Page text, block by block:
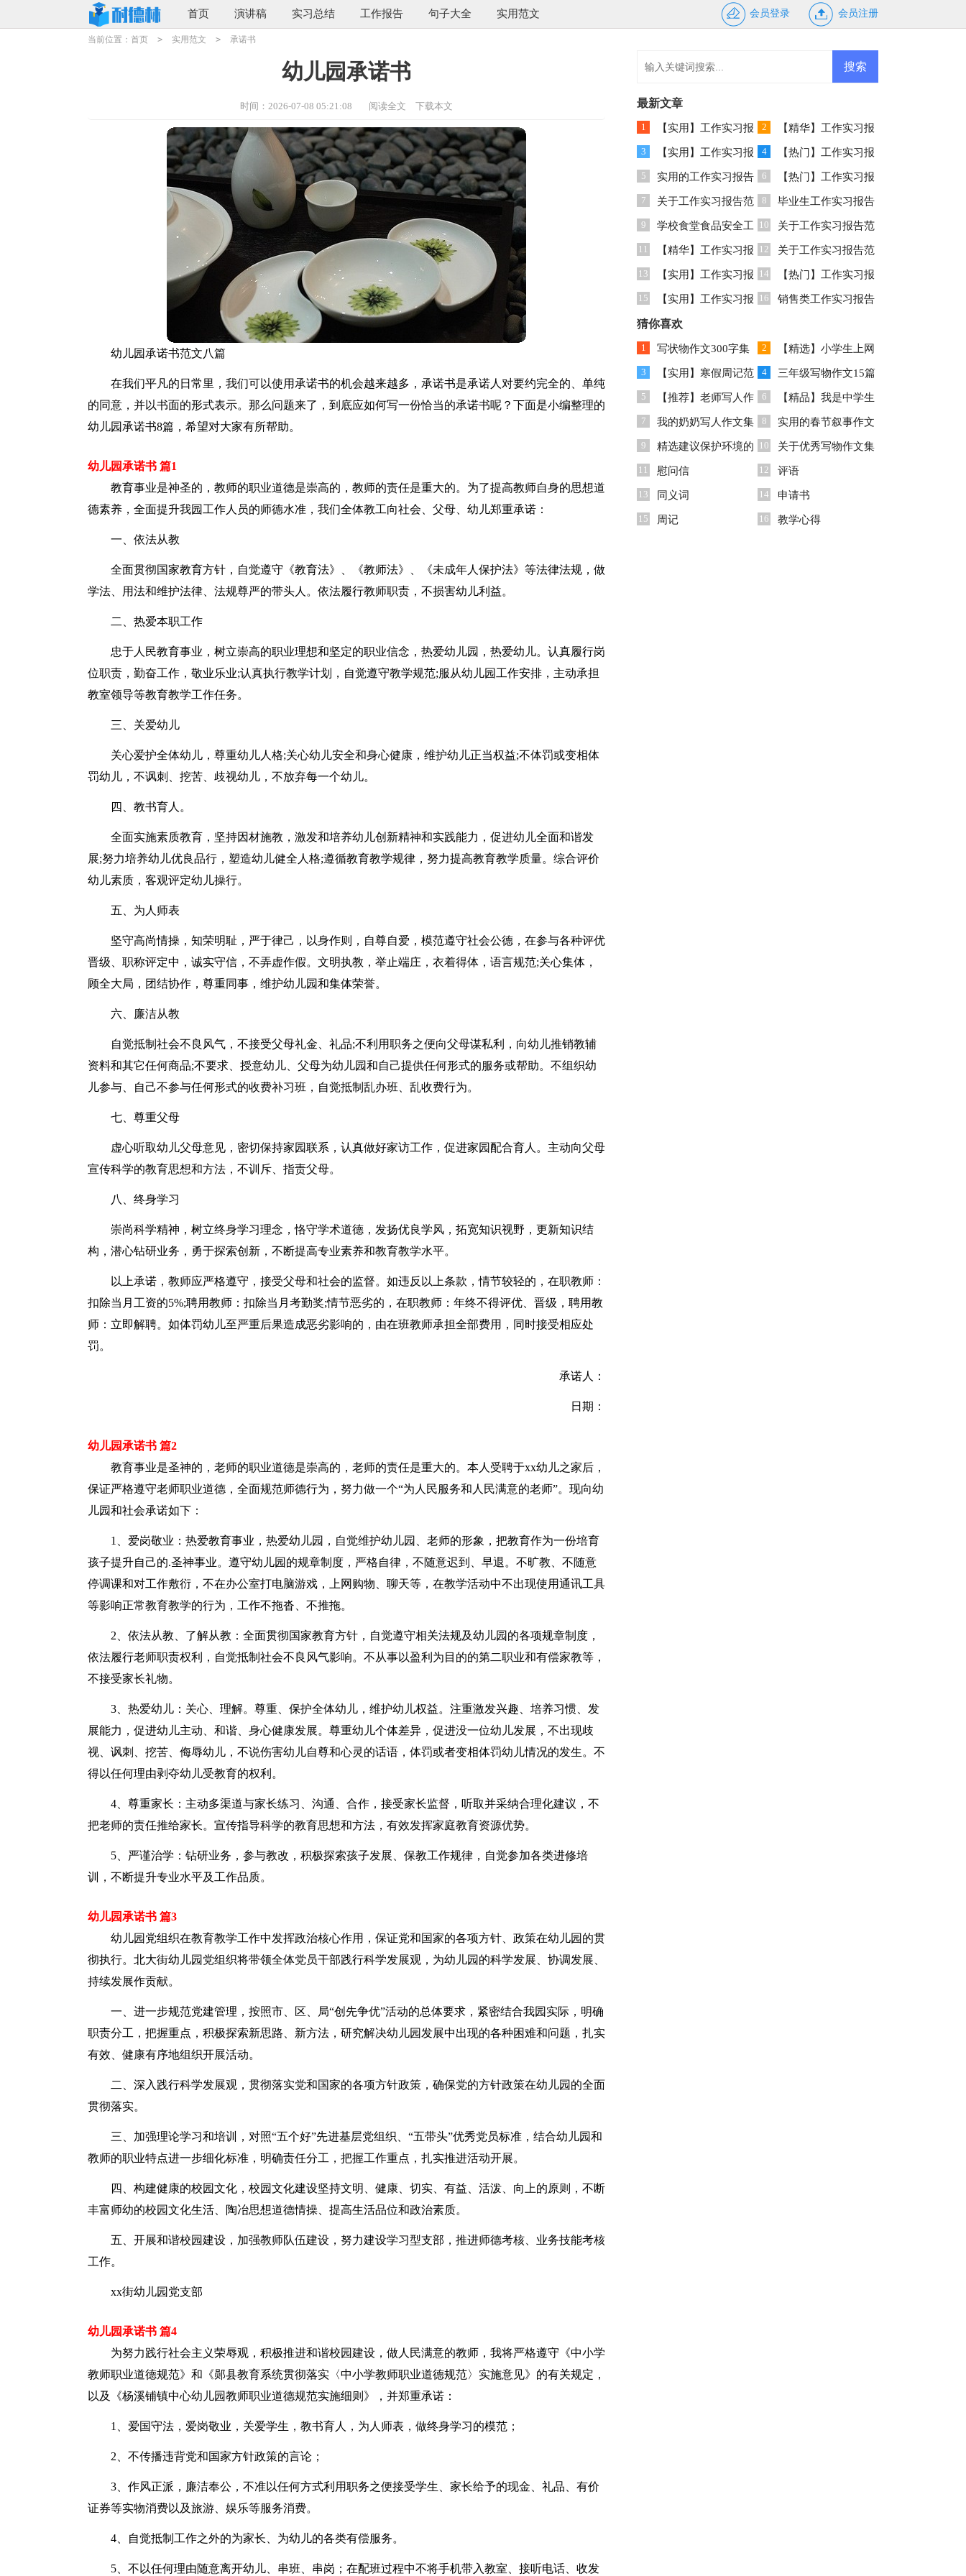
首页 演讲稿 实习总结 工作报告 句子大全 实用范文 会员登录 会员注册
当前位置： 首页 > 实用范文 > 承诺书
幼儿园承诺书
时间：2026-07-08 05:21:08 阅读全文 下载本文
幼儿园承诺书范文八篇
在我们平凡的日常里，我们可以使用承诺书的机会越来越多，承诺书是承诺人对要约完全的、单纯
的同意，并以书面的形式表示。那么问题来了，到底应如何写一份恰当的承诺书呢？下面是小编整理的
幼儿园承诺书8篇，希望对大家有所帮助。
幼儿园承诺书 篇1
教育事业是神圣的，教师的职业道德是崇高的，教师的责任是重大的。为了提高教师自身的思想道
德素养，全面提升我园工作人员的师德水准，我们全体教工向社会、父母、幼儿郑重承诺：
一、依法从教
全面贯彻国家教育方针，自觉遵守《教育法》、《教师法》、《未成年人保护法》等法律法规，做
学法、用法和维护法律、法规尊严的带头人。依法履行教师职责，不损害幼儿利益。
二、热爱本职工作
忠于人民教育事业，树立崇高的职业理想和坚定的职业信念，热爱幼儿园，热爱幼儿。认真履行岗
位职责，勤奋工作，敬业乐业;认真执行教学计划，自觉遵守教学规范;服从幼儿园工作安排，主动承担
教室领导等教育教学工作任务。
三、关爱幼儿
关心爱护全体幼儿，尊重幼儿人格;关心幼儿安全和身心健康，维护幼儿正当权益;不体罚或变相体
罚幼儿，不讽刺、挖苦、歧视幼儿，不放弃每一个幼儿。
四、教书育人。
全面实施素质教育，坚持因材施教，激发和培养幼儿创新精神和实践能力，促进幼儿全面和谐发
展;努力培养幼儿优良品行，塑造幼儿健全人格;遵循教育教学规律，努力提高教育教学质量。综合评价
幼儿素质，客观评定幼儿操行。
五、为人师表
坚守高尚情操，知荣明耻，严于律己，以身作则，自尊自爱，模范遵守社会公德，在参与各种评优
晋级、职称评定中，诚实守信，不弄虚作假。文明执教，举止端庄，衣着得体，语言规范;关心集体，
顾全大局，团结协作，尊重同事，维护幼儿园和集体荣誉。
六、廉洁从教
自觉抵制社会不良风气，不接受父母礼金、礼品;不利用职务之便向父母谋私利，向幼儿推销教辅
资料和其它任何商品;不要求、授意幼儿、父母为幼儿园和自己提供任何形式的服务或帮助。不组织幼
儿参与、自己不参与任何形式的收费补习班，自觉抵制乱办班、乱收费行为。
七、尊重父母
虚心听取幼儿父母意见，密切保持家园联系，认真做好家访工作，促进家园配合育人。主动向父母
宣传科学的教育思想和方法，不训斥、指责父母。
八、终身学习
崇尚科学精神，树立终身学习理念，恪守学术道德，发扬优良学风，拓宽知识视野，更新知识结
构，潜心钻研业务，勇于探索创新，不断提高专业素养和教育教学水平。
以上承诺，教师应严格遵守，接受父母和社会的监督。如违反以上条款，情节较轻的，在职教师：
扣除当月工资的5%;聘用教师：扣除当月考勤奖;情节恶劣的，在职教师：年终不得评优、晋级，聘用教
师：立即解聘。如体罚幼儿至严重后果造成恶劣影响的，由在班教师承担全部费用，同时接受相应处
罚。
承诺人：
日期：
幼儿园承诺书 篇2
教育事业是圣神的，老师的职业道德是崇高的，老师的责任是重大的。本人受聘于xx幼儿之家后，
保证严格遵守老师职业道德，全面规范师德行为，努力做一个“为人民服务和人民满意的老师”。现向幼
儿园和社会承诺如下：
1、爱岗敬业：热爱教育事业，热爱幼儿园，自觉维护幼儿园、老师的形象，把教育作为一份培育
孩子提升自己的.圣神事业。遵守幼儿园的规章制度，严格自律，不随意迟到、早退。不旷教、不随意
停调课和对工作敷衍，不在办公室打电脑游戏，上网购物、聊天等，在教学活动中不出现使用通讯工具
等影响正常教育教学的行为，工作不拖沓、不推拖。
2、依法从教、了解从教：全面贯彻国家教育方针，自觉遵守相关法规及幼儿园的各项规章制度，
依法履行老师职责权利，自觉抵制社会不良风气影响。不从事以盈利为目的的第二职业和有偿家教等，
不接受家长礼物。
3、热爱幼儿：关心、理解。尊重、保护全体幼儿，维护幼儿权益。注重激发兴趣、培养习惯、发
展能力，促进幼儿主动、和谐、身心健康发展。尊重幼儿个体差异，促进没一位幼儿发展，不出现歧
视、讽刺、挖苦、侮辱幼儿，不说伤害幼儿自尊和心灵的话语，体罚或者变相体罚幼儿情况的发生。不
得以任何理由剥夺幼儿受教育的权利。
4、尊重家长：主动多渠道与家长练习、沟通、合作，接受家长监督，听取并采纳合理化建议，不
把老师的责任推给家长。宣传指导科学的教育思想和方法，有效发挥家庭教育资源优势。
5、严谨治学：钻研业务，参与教改，积极探索孩子发展、保教工作规律，自觉参加各类进修培
训，不断提升专业水平及工作品质。
幼儿园承诺书 篇3
幼儿园党组织在教育教学工作中发挥政治核心作用，保证党和国家的各项方针、政策在幼儿园的贯
彻执行。北大街幼儿园党组织将带领全体党员干部践行科学发展观，为幼儿园的科学发展、协调发展、
持续发展作贡献。
一、进一步规范党建管理，按照市、区、局“创先争优”活动的总体要求，紧密结合我园实际，明确
职责分工，把握重点，积极探索新思路、新方法，研究解决幼儿园发展中出现的各种困难和问题，扎实
有效、健康有序地组织开展活动。
二、深入践行科学发展观，贯彻落实党和国家的各项方针政策，确保党的方针政策在幼儿园的全面
贯彻落实。
三、加强理论学习和培训，对照“五个好”先进基层党组织、“五带头”优秀党员标准，结合幼儿园和
教师的职业特点进一步细化标准，明确责任分工，把握工作重点，扎实推进活动开展。
四、构建健康的校园文化，校园文化建设坚持文明、健康、切实、有益、活泼、向上的原则，不断
丰富师幼的校园文化生活、陶冶思想道德情操、提高生活品位和政治素质。
五、开展和谐校园建设，加强教师队伍建设，努力建设学习型支部，推进师德考核、业务技能考核
工作。
xx街幼儿园党支部
幼儿园承诺书 篇4
为努力践行社会主义荣辱观，积极推进和谐校园建设，做人民满意的教师，我将严格遵守《中小学
教师职业道德规范》和《郧县教育系统贯彻落实〈中小学教师职业道德规范〉实施意见》的有关规定，
以及《杨溪铺镇中心幼儿园教师职业道德规范实施细则》，并郑重承诺：
1、爱国守法，爱岗敬业，关爱学生，教书育人，为人师表，做终身学习的模范；
2、不传播违背党和国家方针政策的言论；
3、作风正派，廉洁奉公，不准以任何方式利用职务之便接受学生、家长给予的现金、礼品、有价
证券等实物消费以及旅游、娱乐等服务消费。
4、自觉抵制工作之外的为家长、为幼儿的各类有偿服务。
5、不以任何理由随意离开幼儿、串班、串岗；在配班过程中不将手机带入教室、接听电话、收发
最新文章
1 【实用】工作实习报
告模板集锦十篇
2 【精华】工作实习报
告范文汇总5篇
3 【实用】工作实习报
告范文汇总5篇
4 【热门】工作实习报
告范文汇总8篇
5 实用的工作实习报告
锦集五篇
6 【热门】工作实习报
告范文锦集5篇
7 关于工作实习报告范
文集合八篇
8 毕业生工作实习报告
锦集9篇
9 学校食堂食品安全工
作自查报告
10 关于工作实习报告范
文锦集6篇
11 【精华】工作实习报
告范文合集七篇
12 关于工作实习报告范
文汇总七篇
13 【实用】工作实习报
告范文集锦五篇
14 【热门】工作实习报
告范文锦集8篇
15 【实用】工作实习报
告范文汇总8篇
16 销售类工作实习报告
猜你喜欢
1 写状物作文300字集
合八篇
2 【精选】小学生上网
作文9篇
3 【实用】寒假周记范
文六篇
4 三年级写物作文15篇
5 【推荐】老师写人作
文300字集锦八篇
6 【精品】我是中学生
作文锦集八篇
7 我的奶奶写人作文集
锦15篇
8 实用的春节叙事作文
600字四篇
9 精选建议保护环境的
建议书3篇
10 关于优秀写物作文集
锦9篇
11 慰问信 12 评语
13 同义词 14 申请书
15 周记 16 教学心得